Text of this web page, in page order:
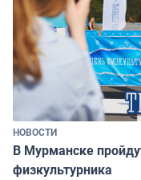
НОВОСТИ
В Мурманске
физкультурника